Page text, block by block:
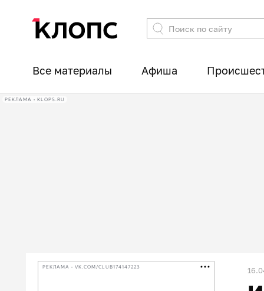
Все материалы Афиша
РЕКЛАМА • KLOPS.RU
РЕКЛАМА • VK.COM/CLUB174147223